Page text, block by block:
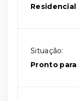
Residencial
Situação:
Pronto para